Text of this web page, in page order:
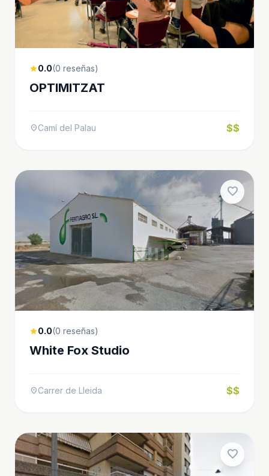
star0.0(0 reseñas)
OPTIMITZAT
location_onCamí del Palau $$
favorite
star0.0(0 reseñas)
White Fox Studio
location_onCarrer de Lleida $$
favorite